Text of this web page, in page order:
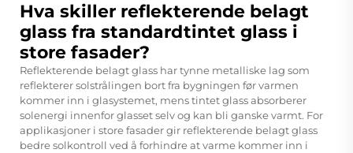
Hva skiller reflekterende belagt
glass fra standardtintet glass i
store fasader?
Reflekterende belagt glass har tynne metalliske lag som
reflekterer solstrålingen bort fra bygningen før varmen
kommer inn i glasystemet, mens tintet glass absorberer
solenergi innenfor glasset selv og kan bli ganske varmt. For
applikasjoner i store fasader gir reflekterende belagt glass
bedre solkontroll ved å forhindre at varme kommer inn i